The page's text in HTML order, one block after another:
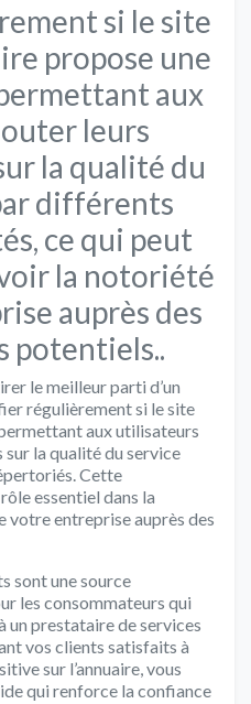
si le site
propose une
aux
leurs
la qualité du
différents
ce qui peut
la notoriété
auprès des
potentiels..
le meilleur parti d’un
régulièrement si le site
aux utilisateurs
la qualité du service
Cette
essentiel dans la
entreprise auprès des
sont une source
les consommateurs qui
un prestataire de services
vos clients satisfaits à
sur l’annuaire, vous
qui renforce la confiance